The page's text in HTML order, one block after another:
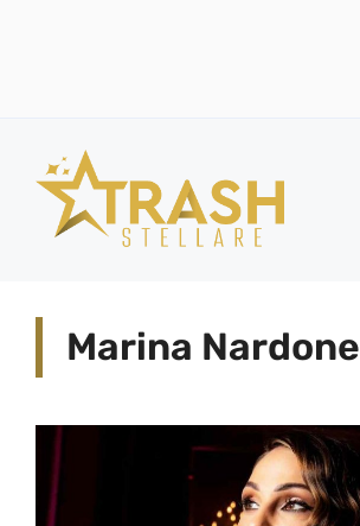
contenuto
Marina Nardone